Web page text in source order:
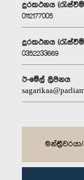
දුරකථනය
0112177005
දුරකථනය
0352233669
ඊ-මේල් ලිපිනය